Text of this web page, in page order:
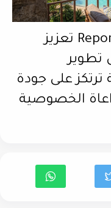
وتواصل Reportage Properties تعزيز
تطوير
على جودة
الخصوصية